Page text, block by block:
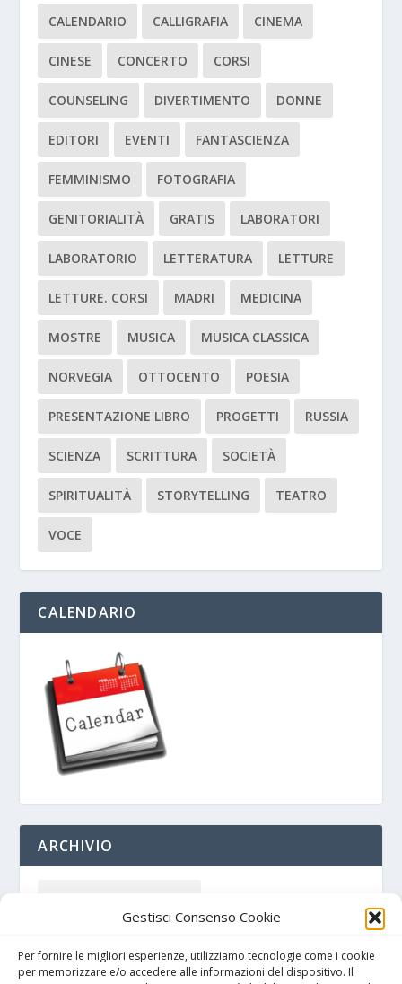
Gestisci Consenso Cookie
Per fornire le migliori esperienze, utilizziamo tecnologie come i cookie
per memorizzare e/o accedere alle informazioni del dispositivo. Il
CALENDARIO CALLIGRAFIA CINEMA
CINESE CONCERTO CORSI
COUNSELING DIVERTIMENTO DONNE
EDITORI EVENTI FANTASCIENZA
FEMMINISMO FOTOGRAFIA
GENITORIALITÀ GRATIS LABORATORI
LABORATORIO LETTERATURA LETTURE
LETTURE. CORSI MADRI MEDICINA
MOSTRE MUSICA MUSICA CLASSICA
NORVEGIA OTTOCENTO POESIA
PRESENTAZIONE LIBRO PROGETTI RUSSIA
SCIENZA SCRITTURA SOCIETÀ
SPIRITUALITÀ STORYTELLING TEATRO
VOCE
CALENDARIO
ARCHIVIO